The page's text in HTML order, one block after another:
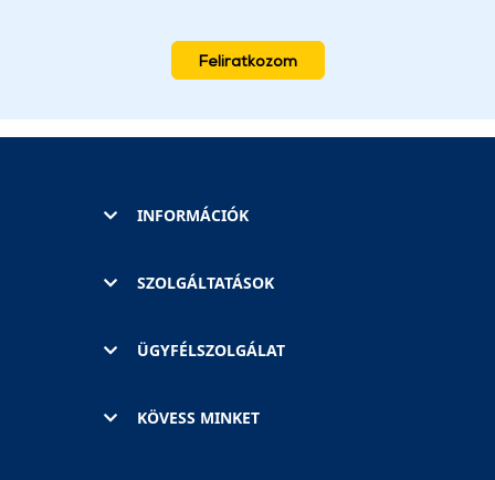
Feliratkozom
INFORMÁCIÓK
SZOLGÁLTATÁSOK
ÜGYFÉLSZOLGÁLAT
KÖVESS MINKET